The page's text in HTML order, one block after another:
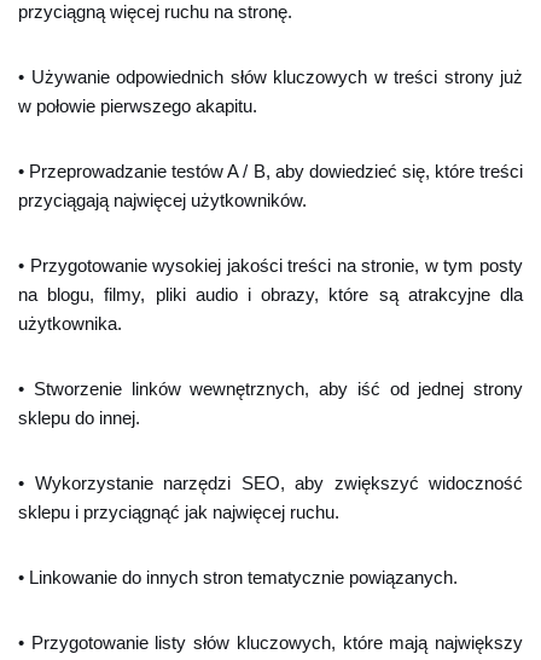
przyciągną więcej ruchu na stronę.
• Używanie odpowiednich słów kluczowych w treści strony już
w połowie pierwszego akapitu.
• Przeprowadzanie testów A / B, aby dowiedzieć się, które treści
przyciągają najwięcej użytkowników.
• Przygotowanie wysokiej jakości treści na stronie, w tym posty
na blogu, filmy, pliki audio i obrazy, które są atrakcyjne dla
użytkownika.
• Stworzenie linków wewnętrznych, aby iść od jednej strony
sklepu do innej.
• Wykorzystanie narzędzi SEO, aby zwiększyć widoczność
sklepu i przyciągnąć jak najwięcej ruchu.
• Linkowanie do innych stron tematycznie powiązanych.
• Przygotowanie listy słów kluczowych, które mają największy